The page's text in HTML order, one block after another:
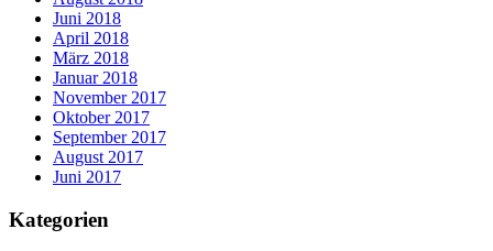
Juni 2018
April 2018
März 2018
Januar 2018
November 2017
Oktober 2017
September 2017
August 2017
Juni 2017
Kategorien